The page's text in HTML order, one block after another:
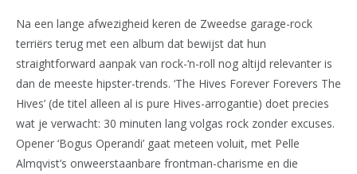
Na een lange afwezigheid keren de Zweedse garage-rock
terriërs terug met een album dat bewijst dat hun
straightforward aanpak van rock-‘n-roll nog altijd relevanter is
dan de meeste hipster-trends. ‘The Hives Forever Forevers The
Hives’ (de titel alleen al is pure Hives-arrogantie) doet precies
wat je verwacht: 30 minuten lang volgas rock zonder excuses.
Opener ‘Bogus Operandi’ gaat meteen voluit, met Pelle
Almqvist’s onweerstaanbare frontman-charisme en die